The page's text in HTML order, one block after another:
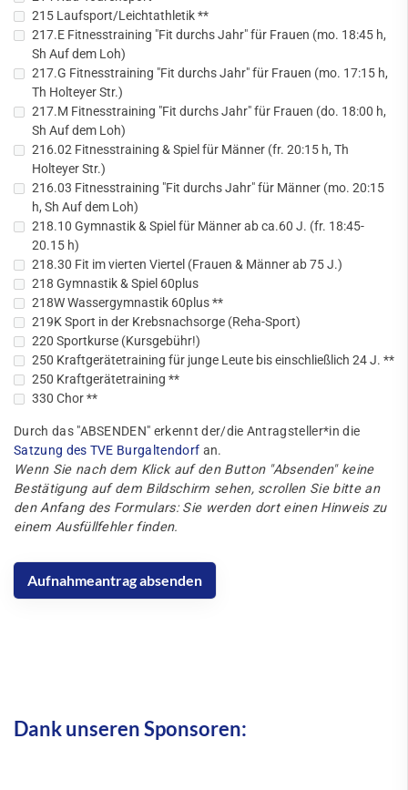
215 Laufsport/Leichtathletik **
217.E Fitnesstraining "Fit durchs Jahr" für Frauen (mo. 18:45 h,
Sh Auf dem Loh)
217.G Fitnesstraining "Fit durchs Jahr" für Frauen (mo. 17:15 h,
Th Holteyer Str.)
217.M Fitnesstraining "Fit durchs Jahr" für Frauen (do. 18:00 h,
Sh Auf dem Loh)
216.02 Fitnesstraining & Spiel für Männer (fr. 20:15 h, Th
Holteyer Str.)
216.03 Fitnesstraining "Fit durchs Jahr" für Männer (mo. 20:15
h, Sh Auf dem Loh)
218.10 Gymnastik & Spiel für Männer ab ca.60 J. (fr. 18:45-
20.15 h)
218.30 Fit im vierten Viertel (Frauen & Männer ab 75 J.)
218 Gymnastik & Spiel 60plus
218W Wassergymnastik 60plus **
219K Sport in der Krebsnachsorge (Reha-Sport)
220 Sportkurse (Kursgebühr!)
250 Kraftgerätetraining für junge Leute bis einschließlich 24 J. **
250 Kraftgerätetraining **
330 Chor **
Durch das "ABSENDEN" erkennt der/die Antragsteller*in die
Satzung des TVE Burgaltendorf an.
Wenn Sie nach dem Klick auf den Button "Absenden" keine
Bestätigung auf dem Bildschirm sehen, scrollen Sie bitte an
den Anfang des Formulars: Sie werden dort einen Hinweis zu
einem Ausfüllfehler finden.
Dank unseren Sponsoren: